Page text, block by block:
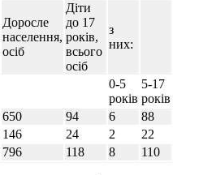
Доросле
населення,
осіб
Діти
до 17
років,
всього
осіб
з
них:
0-5
років
5-17
років
650 94 6
88
146 24 2
22
796 118 8 110